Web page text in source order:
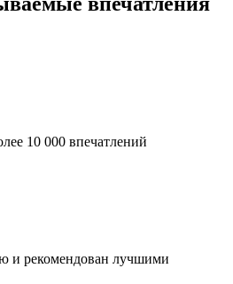
10 000 впечатлений
и рекомендован лучшими